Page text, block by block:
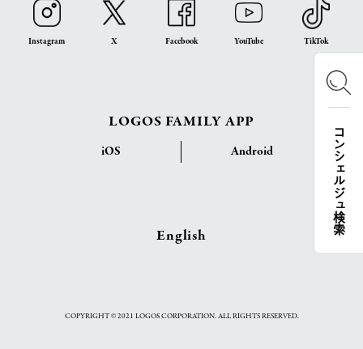
コンシェルジュ検索
Instagram X Facebook YouTube TikTok
LOGOS FAMILY APP
iOS Android
English
COPYRIGHT © 2021 LOGOS CORPORATION. ALL RIGHTS RESERVED.